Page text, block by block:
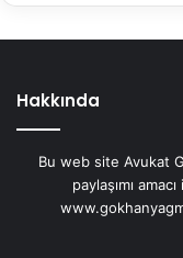
Hakkında
Bu web site Avukat
paylaşımı